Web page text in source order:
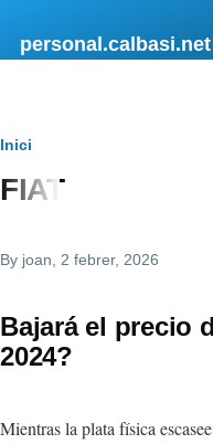
personal.calbasi.net
Fil
d'Ariadna
Inici
FIAT
By joan , 2 febrer, 2026
Bajará el precio
2024?
Mientras la plata física